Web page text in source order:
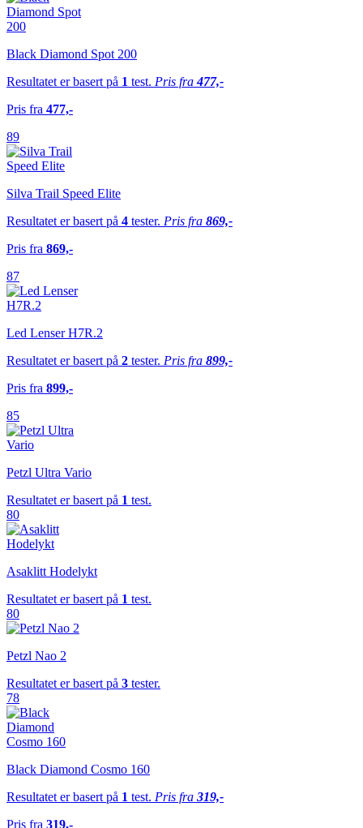
Black Diamond Spot 200
Resultatet er basert på 1 test. Pris fra477,-
Pris fra 477,-
89
Silva Trail Speed Elite
Resultatet er basert på 4 tester. Pris fra 869,-
Pris fra 869,-
87
Led Lenser H7R.2
Resultatet er basert på 2 tester. Pris fra 899,-
Pris fra 899,-
85
Petzl Ultra Vario
Resultatet er basert på 1 test.
80
Asaklitt Hodelykt
Resultatet er basert på 1 test.
80
Petzl Nao 2
Resultatet er basert på 3 tester.
78
Black Diamond Cosmo 160
Resultatet er basert på 1 test. Pris fra 319,-
Pris fra 319,-